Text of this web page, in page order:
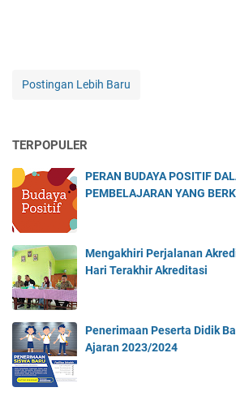
Postingan Lebih Baru
TERPOPULER
PERAN BUDAYA POSITIF
PEMBELAJARAN YANG
Mengakhiri Perjalanan
Hari Terakhir Akreditasi
Penerimaan Peserta Didik
Ajaran 2023/2024